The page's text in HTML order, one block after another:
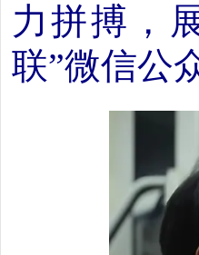
力拼搏，
联”微信公